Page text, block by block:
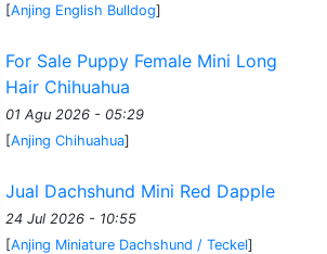
[Anjing English Bulldog]
For Sale Puppy Female Mini Long
Hair Chihuahua
01 Agu 2026 - 05:29
[Anjing Chihuahua]
Jual Dachshund Mini Red Dapple
24 Jul 2026 - 10:55
[Anjing Miniature Dachshund / Teckel]